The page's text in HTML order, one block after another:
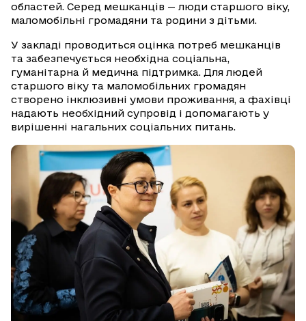
областей. Серед мешканців — люди старшого віку,
маломобільні громадяни та родини з дітьми.
У закладі проводиться оцінка потреб мешканців
та забезпечується необхідна соціальна,
гуманітарна й медична підтримка. Для людей
старшого віку та маломобільних громадян
створено інклюзивні умови проживання, а фахівці
надають необхідний супровід і допомагають у
вирішенні нагальних соціальних питань.